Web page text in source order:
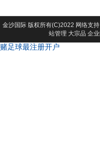
金沙国际 版权所有(C)2022 网络支持
站管理 大宗品 企
赌足球最注册开户